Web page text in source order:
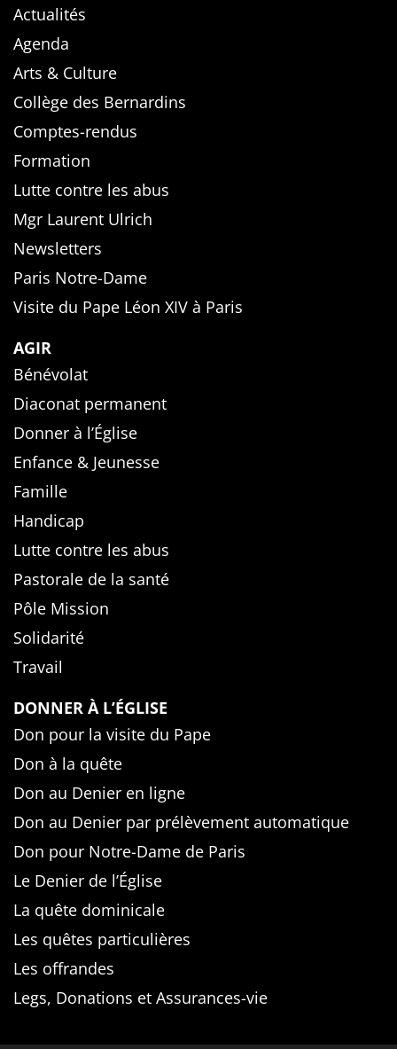
Actualités
Agenda
Arts & Culture
Collège des Bernardins
Comptes-rendus
Formation
Lutte contre les abus
Mgr Laurent Ulrich
Newsletters
Paris Notre-Dame
Visite du Pape Léon XIV à Paris
AGIR
Bénévolat
Diaconat permanent
Donner à l’Église
Enfance & Jeunesse
Famille
Handicap
Lutte contre les abus
Pastorale de la santé
Pôle Mission
Solidarité
Travail
DONNER À L’ÉGLISE
Don pour la visite du Pape
Don à la quête
Don au Denier en ligne
Don au Denier par prélèvement automatique
Don pour Notre-Dame de Paris
Le Denier de l’Église
La quête dominicale
Les quêtes particulières
Les offrandes
Legs, Donations et Assurances-vie